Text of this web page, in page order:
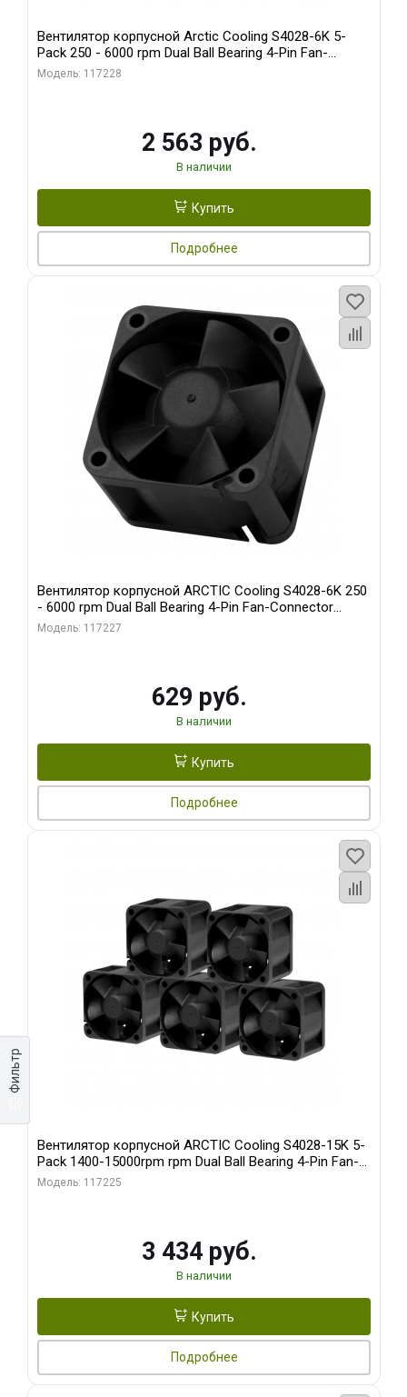
Фильтр
Вентилятор корпусной Arctic Cooling S4028-6K 5-
Pack 250 - 6000 rpm Dual Ball Bearing 4-Pin Fan-
Connector (ACFAN00273A)
Модель: 117228
2 563 руб.
В наличии
Купить
Подробнее
Вентилятор корпусной ARCTIC Cooling S4028-6K 250
- 6000 rpm Dual Ball Bearing 4-Pin Fan-Connector
(ACFAN00185A)
Модель: 117227
629 руб.
В наличии
Купить
Подробнее
Вентилятор корпусной ARCTIC Cooling S4028-15K 5-
Pack 1400-15000rpm rpm Dual Ball Bearing 4-Pin Fan-
Connector (ACFAN00274A)
Модель: 117225
3 434 руб.
В наличии
Купить
Подробнее